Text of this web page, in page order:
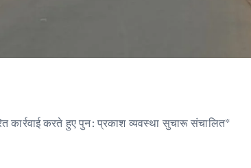
कार्रवाई करते हुए पुन: प्रकाश व्यवस्था सुचारू संचालित*